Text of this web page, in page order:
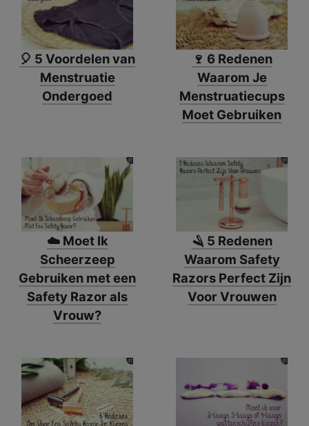
🎈 5 Voordelen van
Menstruatie
Ondergoed
🍷 6 Redenen
Waarom Je
Menstruatiecups
Moet Gebruiken
☁️ Moet Ik
Scheerzeep
Gebruiken met een
Safety Razor als
Vrouw?
🪒 5 Redenen
Waarom Safety
Razors Perfect Zijn
Voor Vrouwen